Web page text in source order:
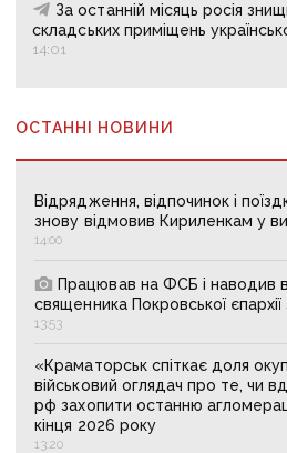
За останній місяць росія
складських приміщень
14:01
ОСТАННІ НОВИНИ
Відрядження, відпочинок і
знову відмовив Кириленкам у
14:00
Працював на ФСБ і наводив
священника Покровської
13:53
«Краматорськ спіткає доля
військовий оглядач про те, чи
рф захопити останню
кінця 2026 року
13:20